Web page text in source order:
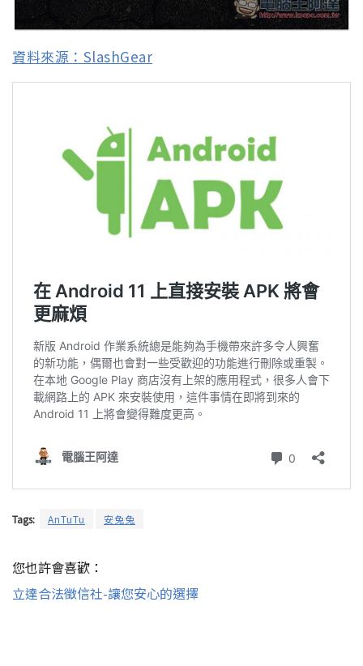
資料來源：SlashGear
Tags: AnTuTu 安兔兔
您也許會喜歡：
立達合法徵信社-讓您安心的選擇